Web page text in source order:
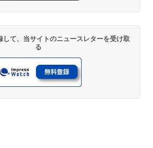
して、当サイトのニュースレターを受け取
る